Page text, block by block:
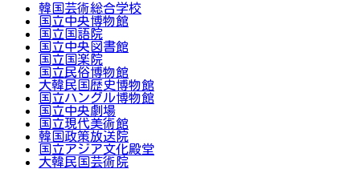
韓国芸術総合学校
国立中央博物館
国立国語院
国立中央図書館
国立国楽院
国立民俗博物館
大韓民国歴史博物館
国立ハングル博物館
国立中央劇場
国立現代美術館
韓国政策放送院
国立アジア文化殿堂
大韓民国芸術院